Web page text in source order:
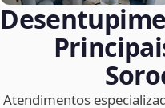
Atendimentos